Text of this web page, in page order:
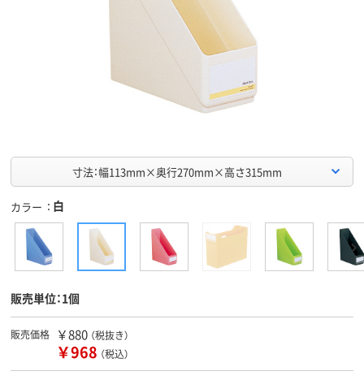
寸法：幅113mm×奥行270mm×高さ315mm
カラー 白
販売単位：1個
販売価格 ￥880 （税抜き）
￥968 （税込）